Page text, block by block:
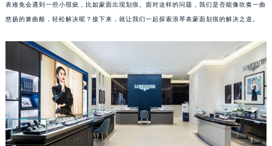
表难免会遇到一些小瑕疵，比如蒙面出现划痕。面对这样的问题，我们是否能像吹奏一曲
悠扬的箫曲般，轻松解决呢？接下来，就让我们一起探索浪琴表蒙面划痕的解决之道。